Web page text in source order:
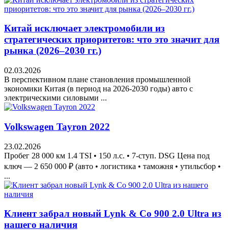
Китай исключает электромобили из
стратегических приоритетов: что это значит для
рынка (2026–2030 гг.)
02.03.2026
В перспективном плане становления промышленной
экономики Китая (в период на 2026-2030 годы) авто с
электрическими силовыми ...
Volkswagen Tayron 2022
23.02.2026
Пробег 28 000 км 1.4 TSI • 150 л.с. • 7-ступ. DSG Цена под
ключ — 2 650 000 ₽ (авто • логистика • таможня • утильсбор •
...
Клиент забрал новый Lynk & Co 900 2.0 Ultra из
нашего наличия